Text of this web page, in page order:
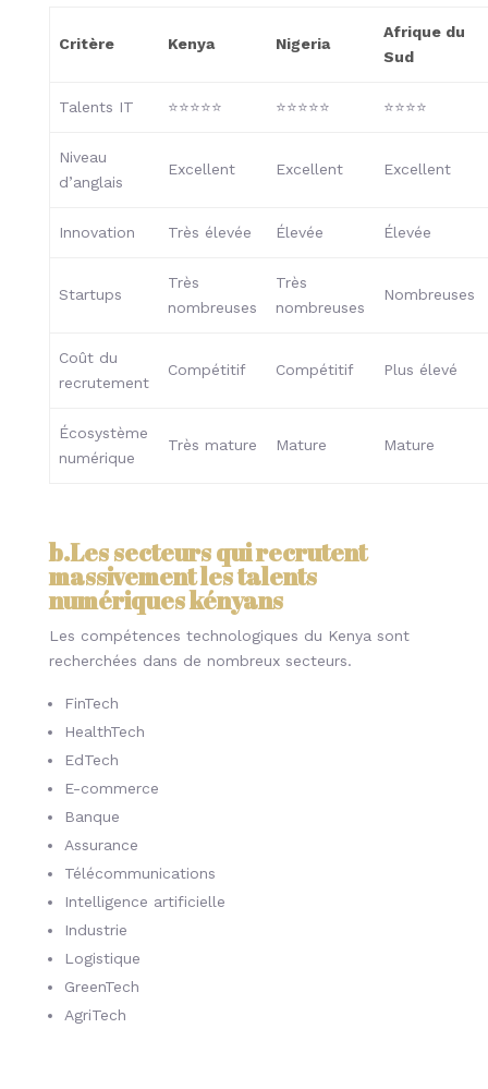
Critère Kenya Nigeria
Afrique du
Sud
Talents IT ⭐⭐⭐⭐⭐ ⭐⭐⭐⭐⭐ ⭐⭐⭐⭐
Niveau
d’anglais
Excellent Excellent Excellent
Innovation Très élevée Élevée Élevée
Startups
Très
nombreuses
Très
nombreuses
Nombreuses
Coût du
recrutement
Compétitif Compétitif Plus élevé
Écosystème
numérique
Très mature Mature Mature
b.Les secteurs qui recrutent
massivement les talents
numériques kényans
Les compétences technologiques du Kenya sont
recherchées dans de nombreux secteurs.
FinTech
HealthTech
EdTech
E-commerce
Banque
Assurance
Télécommunications
Intelligence artificielle
Industrie
Logistique
GreenTech
AgriTech